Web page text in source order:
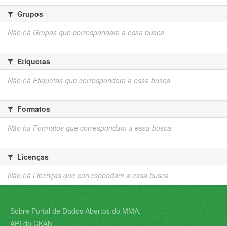
Grupos
Não há Grupos que correspondam a essa busca
Etiquetas
Não há Etiquetas que correspondam a essa busca
Formatos
Não há Formatos que correspondam a essa busca
Licenças
Não há Licenças que correspondam a essa busca
Sobre Portal de Dados Abertos do MMA:
API do CKAN